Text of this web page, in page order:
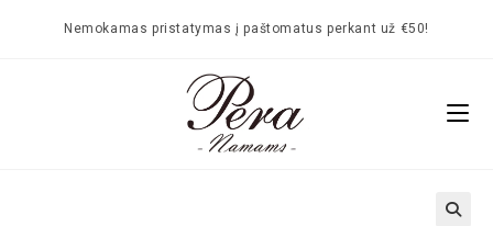
Nemokamas pristatymas į paštomatus perkant už €50!